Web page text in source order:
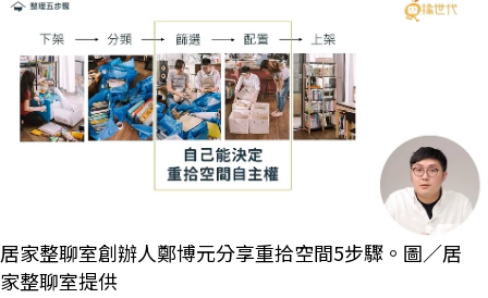
居家整聊室創辦人鄭博元分享重拾空間5步驟。圖／居
家整聊室提供